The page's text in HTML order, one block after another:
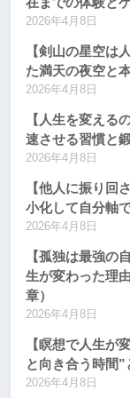
2026年4月8日
【剣山の星空は
た満天の夜空と
2026年4月8日
【人生を変える
速させる習慣と
2026年4月8日
【他人に振り回
小化して自分軸
2026年4月8日
【孤独は最強の
生が変わった理
章）
2026年4月8日
【瞑想で人生が
と向き合う時間”
2026年4月8日